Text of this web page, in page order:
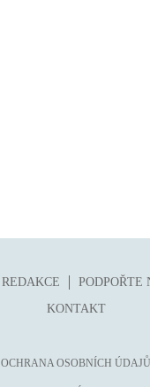
REDAKCE PODPOŘTE
KONTAKT
OCHRANA OSOBNÍCH ÚDAJŮ